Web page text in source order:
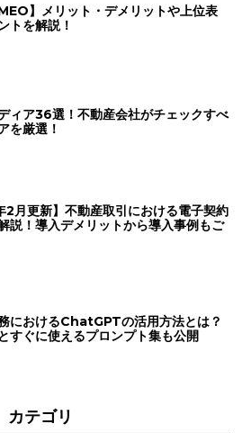
MEO】メリット・デメリットや上位表
トを解説！
ィア36選！不動産会社がチェックすべ
を厳選！
2月更新】不動産取引における電子契約
説！導入デメリットから導入事例もご
におけるChatGPTの活用方法とは？
すぐに使えるプロンプト集も公開
カテゴリ